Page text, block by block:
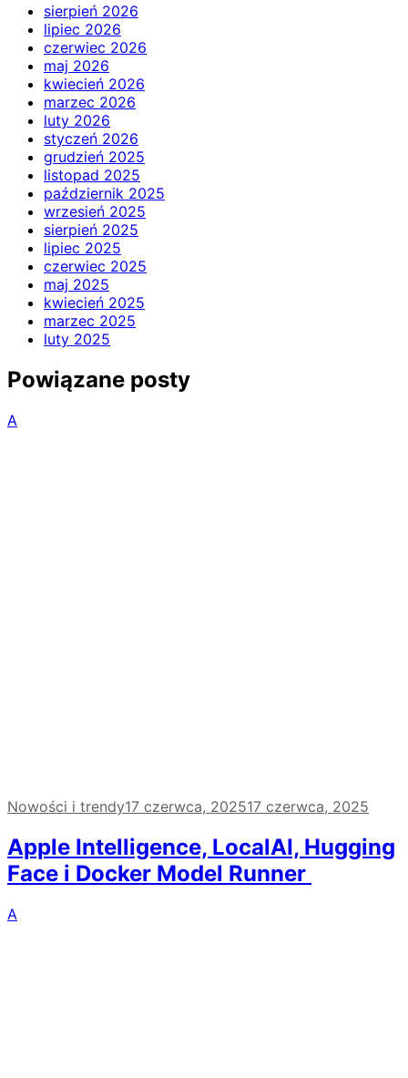
sierpień 2026
lipiec 2026
czerwiec 2026
maj 2026
kwiecień 2026
marzec 2026
luty 2026
styczeń 2026
grudzień 2025
listopad 2025
październik 2025
wrzesień 2025
sierpień 2025
lipiec 2025
czerwiec 2025
maj 2025
kwiecień 2025
marzec 2025
luty 2025
Powiązane posty
A
Nowości i trendy17 czerwca, 202517 czerwca, 2025
Apple Intelligence, LocalAI, Hugging
Face i Docker Model Runner
A